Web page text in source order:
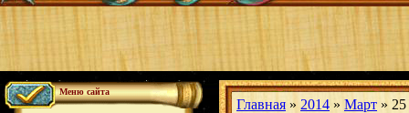
Меню сайта
Главная » 2014 » Март » 25